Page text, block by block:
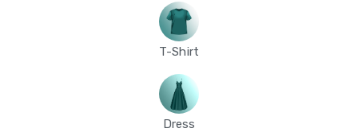
T-Shirt
Dress